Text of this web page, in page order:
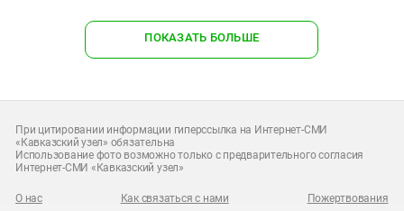
ПОКАЗАТЬ БОЛЬШЕ
При цитировании информации гиперссылка на Интернет-СМИ
«Кавказский узел» обязательна
Использование фото возможно только с предварительного согласия
Интернет-СМИ «Кавказский узел»
О нас Как связаться с нами Пожертвования